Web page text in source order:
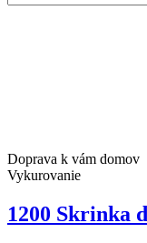
Doprava k vám domov
Vykurovanie
1200 Skrinka